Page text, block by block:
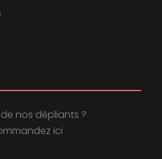
nos dépliants ?
ici